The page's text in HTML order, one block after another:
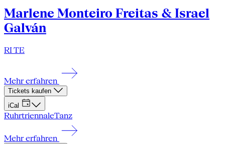
Marlene Monteiro Freitas & Israel
Galván
RI TE
Mehr erfahren
Tickets kaufen
iCal
RuhrtriennaleTanz
Mehr erfahren